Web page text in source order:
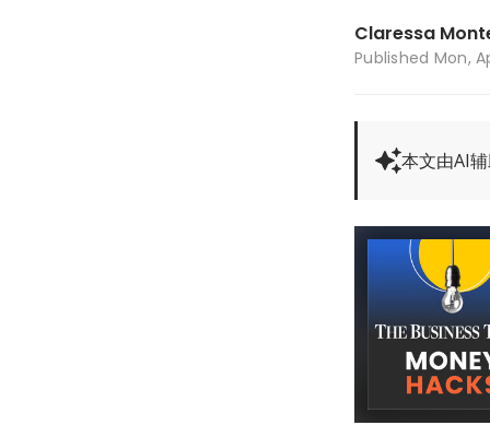
Claressa
Published Mon,
本文由AI